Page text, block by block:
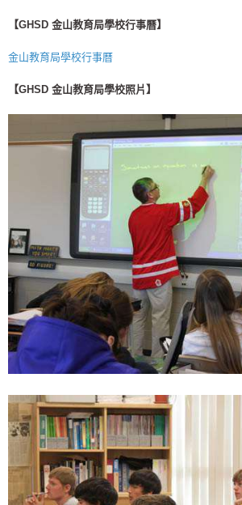
【GHSD 金山教育局學校行事曆】
金山教育局學校行事曆
【GHSD 金山教育局學校照片】